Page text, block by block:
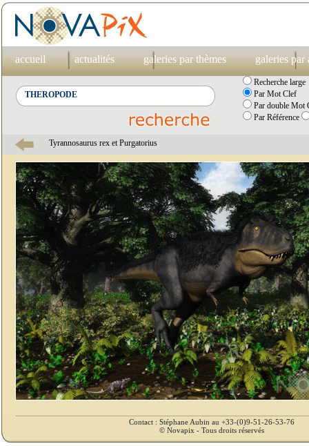
accueil actualités galeries par thèmes galeries par
Recherche large
Par Mot Clef
Par double Mot
Par Référence
Tyrannosaurus rex et Purgatorius
Contact : Stéphane Aubin au +33-(0)9-51-26-53-76
© Novapix - Tous droits réservés